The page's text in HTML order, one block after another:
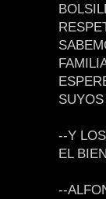
--Y
EL
--